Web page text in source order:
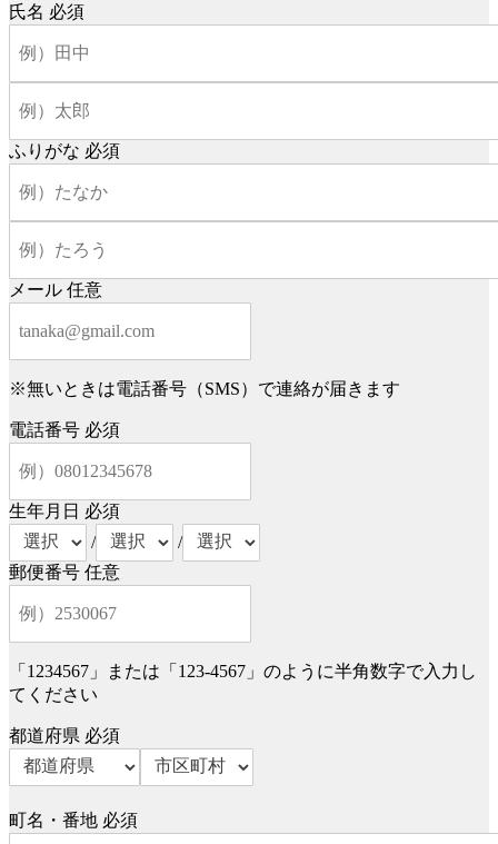
氏名 必須
ふりがな 必須
メール 任意
※無いときは電話番号（SMS）で連絡が届きます
電話番号 必須
生年月日 必須
/
/
郵便番号 任意
「1234567」または「123-4567」のように半角数字で入力し
てください
都道府県 必須
町名・番地 必須